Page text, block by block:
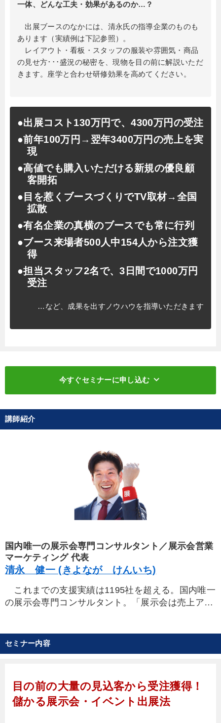
一体、どんな工夫・効果があるのか…？
出展ブースのなかには、清永氏の指導企業のものも
あります（実績例は下記参照）。
レイアウト・看板・スタッフの服装や雰囲気・商品
の見せ方･･･盛況の秘密を、現物を目の前に解説いただ
きます。座学と合わせ研修効果を高めてください。
●出展コスト130万円で、4300万円の受注
●前年100万円→翌年3400万円の売上を実
現
●高値でも購入いただける新規の優良顧
客開拓
●目を惹くブースづくりでTV取材→全国
拡散
●有名企業の真横のブースでも常に行列
●ブース来場者500人中154人から注文獲
得
●担当スタッフ2名で、3日間で1000万円
受注
…など、成果を出すノウハウを指導いただきます
今すぐセミナーに申し込む keyboard_arrow_down
講師紹介
国内唯一の展示会専門コンサルタント／展示会営業
マーケティング 代表
清永 健一 (きよなが けんいち)
これまでの支援実績は1195社を超える。国内唯一
の展示会専門コンサルタント。「展示会は売上アッ
数など大幅アップの好評の声が多数あがる。くわえ
て、国内のみならず、海外展示会での成功ノウハウ
「展示会場の全体設計」「集客力のあるイベントの
運営」への指導要請も絶えない。展示会のオモテも
セミナー内容
目の前の大量の見込客から受注獲得！
儲かる展示会・イベント出展法